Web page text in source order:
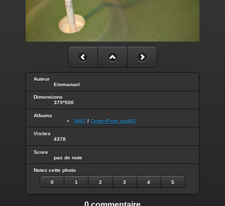
Auteur
Emmanuel
Dimensions
375*500
Albums
2007 / CenterPark avril07
Visites
4378
Score
pas de note
Notez cette photo
0 1 2 3 4 5